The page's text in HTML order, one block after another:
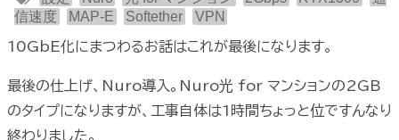
信速度
MAP-E Softether VPN
10GbE化にまつわるお話はこれが最後になります。
最後の仕上げ、Nuro導入。Nuro光 for マンションの2GB
のタイプになりますが、工事自体は1時間ちょっと位ですんなり
終わりました。